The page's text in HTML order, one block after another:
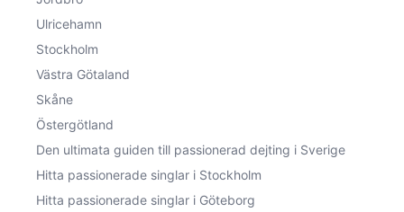
Ulricehamn
Stockholm
Västra Götaland
Skåne
Östergötland
Den ultimata guiden till passionerad dejting i Sverige
Hitta passionerade singlar i Stockholm
Hitta passionerade singlar i Göteborg